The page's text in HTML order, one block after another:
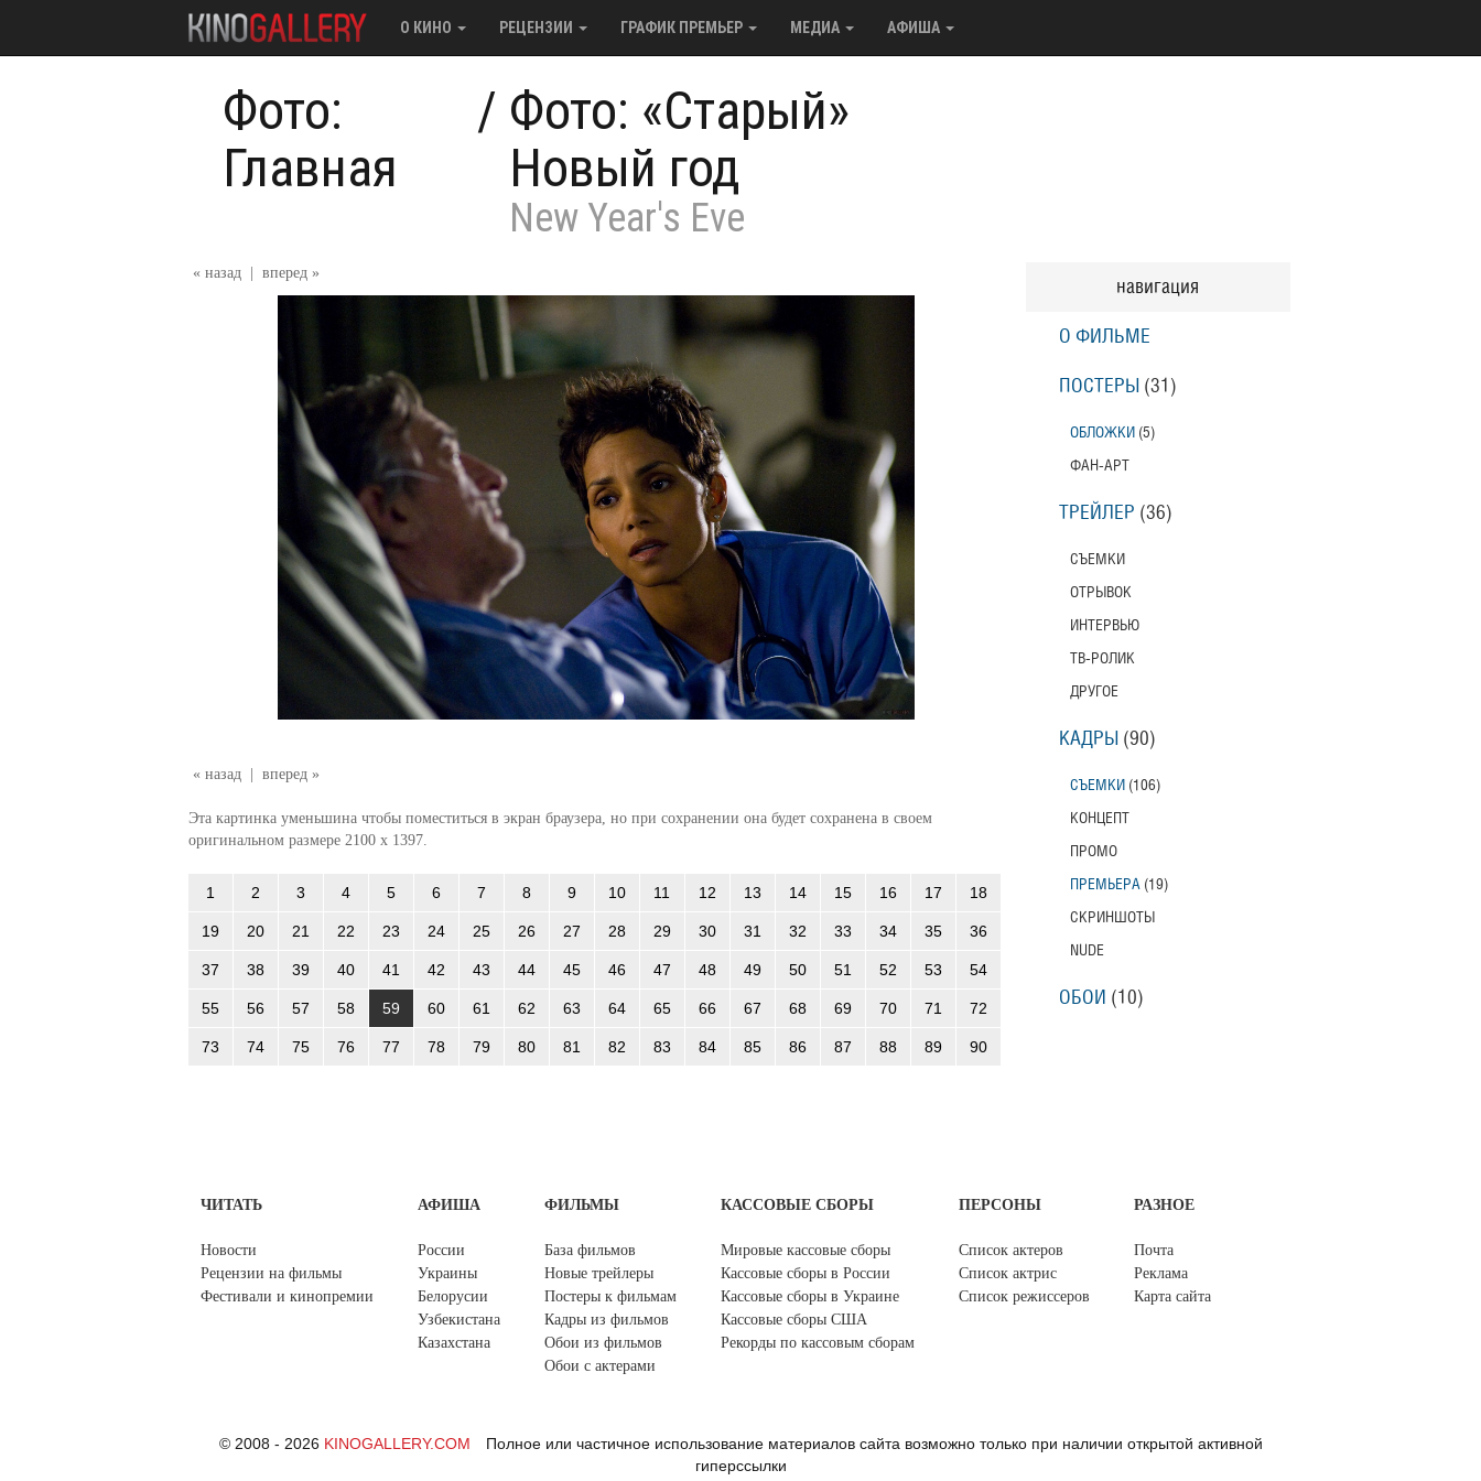
О КИНО РЕЦЕНЗИИ ГРАФИК ПРЕМЬЕР МЕДИА АФИША
Фото:
Главная
/ Фото: «Старый»
Новый год
New Year's Eve
« назад вперед »
« назад | вперед »
Эта картинка уменьшина чтобы поместиться в экран браузера, но при сохранении она будет сохранена в своем
оригинальном размере 2100 x 1397.
1 2 3 4 5 6 7 8 9 10 11 12 13 14 15 16 17 18
19 20 21 22 23 24 25 26 27 28 29 30 31 32 33 34 35 36
37 38 39 40 41 42 43 44 45 46 47 48 49 50 51 52 53 54
55 56 57 58 59 60 61 62 63 64 65 66 67 68 69 70 71 72
73 74 75 76 77 78 79 80 81 82 83 84 85 86 87 88 89 90
навигация
О ФИЛЬМЕ
ПОСТЕРЫ (31)
ОБЛОЖКИ (5)
ФАН-АРТ
ТРЕЙЛЕР (36)
СЪЕМКИ
ОТРЫВОК
ИНТЕРВЬЮ
ТВ-РОЛИК
ДРУГОЕ
КАДРЫ (90)
СЪЕМКИ (106)
КОНЦЕПТ
ПРОМО
ПРЕМЬЕРА (19)
СКРИНШОТЫ
NUDE
ОБОИ (10)
ЧИТАТЬ
Новости
Рецензии на фильмы
Фестивали и кинопремии
АФИША
России
Украины
Белорусии
Узбекистана
Казахстана
ФИЛЬМЫ
База фильмов
Новые трейлеры
Постеры к фильмам
Кадры из фильмов
Обои из фильмов
Обои с актерами
КАССОВЫЕ СБОРЫ
Мировые кассовые сборы
Кассовые сборы в России
Кассовые сборы в Украине
Кассовые сборы США
Рекорды по кассовым сборам
ПЕРСОНЫ
Список актеров
Список актрис
Список режиссеров
РАЗНОЕ
Почта
Реклама
Карта сайта
© 2008 - 2026 KINOGALLERY.COM
Полное или частичное использование материалов сайта возможно только при наличии открытой активной
гиперссылки